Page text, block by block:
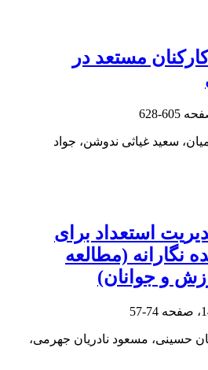
مستعد در
605-628
سعید غیاثی ندوشن، جواد
استعداد برای
نگارانه (مطالعه
و جوانان)
74-57
حسینی، مسعود نادریان جهرمی،